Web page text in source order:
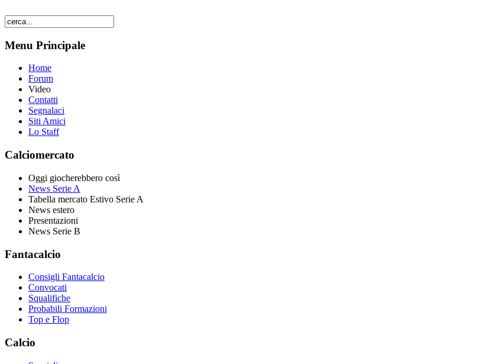
Menu Principale
Home
Forum
Video
Contatti
Segnalaci
Siti Amici
Lo Staff
Calciomercato
Oggi giocherebbero così
News Serie A
Tabella mercato Estivo Serie A
News estero
Presentazioni
News Serie B
Fantacalcio
Consigli Fantacalcio
Convocati
Squalifiche
Probabili Formazioni
Top e Flop
Calcio